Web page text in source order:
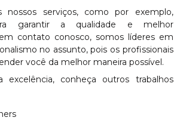
nossos serviços, como por exemplo,
garantir a qualidade e melhor
contato conosco, somos líderes em
no assunto, pois os profissionais
você da melhor maneira possível.
excelência, conheça outros trabalhos